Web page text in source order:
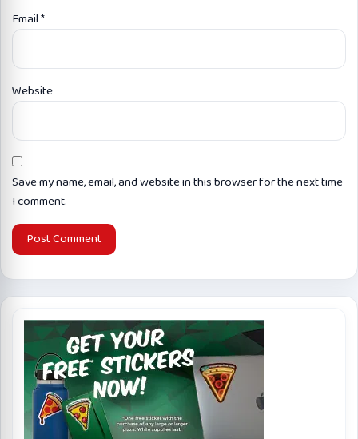
Email*
Website
Save my name, email, and website in this browser for the next time
I comment.